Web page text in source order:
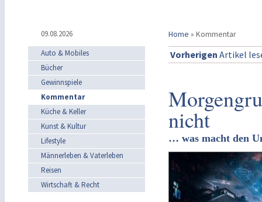
09.08.2026 Home » Kommentar
Auto & Mobiles
Bücher
Gewinnspiele
Kommentar
Küche & Keller
Kunst & Kultur
Lifestyle
Männerleben & Vaterleben
Reisen
Wirtschaft & Recht
Vorherigen Artikel
nicht
… was macht den